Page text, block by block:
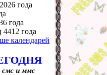
года
года
4412 года
календарей
смс и ммс